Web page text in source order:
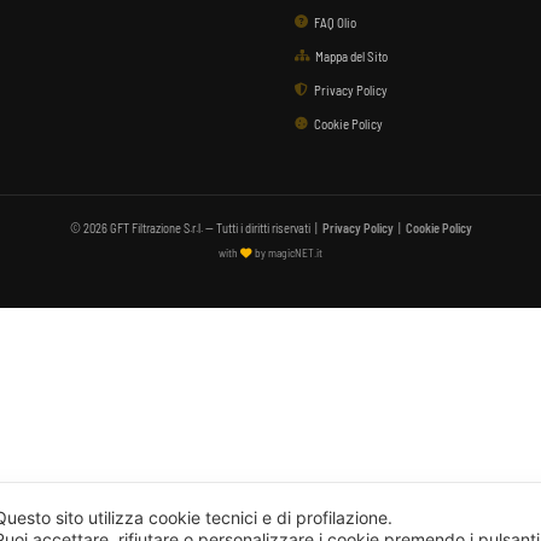
FAQ Olio
Mappa del Sito
Privacy Policy
Cookie Policy
© 2026 GFT Filtrazione S.r.l. — Tutti i diritti riservati | Privacy Policy| Cookie Policy
with by magicNET.it
sito utilizza cookie tecnici e di profilazione.